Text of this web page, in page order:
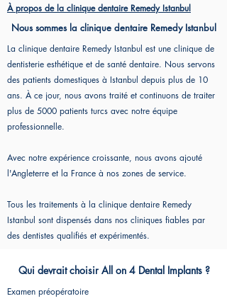
À propos de la clinique dentaire Remedy Istanbul
Nous sommes la clinique dentaire Remedy Istanbul
La clinique dentaire Remedy Istanbul est une clinique de
dentisterie esthétique et de santé dentaire. Nous servons
des patients domestiques à Istanbul depuis plus de 10
ans. À ce jour, nous avons traité et continuons de traiter
plus de 5000 patients turcs avec notre équipe
professionnelle.
Avec notre expérience croissante, nous avons ajouté
l'Angleterre et la France à nos zones de service.
Tous les traitements à la clinique dentaire Remedy
Istanbul sont dispensés dans nos cliniques fiables par
des dentistes qualifiés et expérimentés.
Qui devrait choisir All on 4 Dental Implants ?
Examen préopératoire